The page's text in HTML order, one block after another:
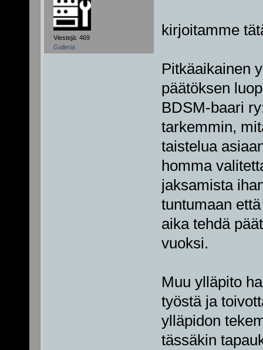
Viestejä: 469
Galleria
kirjoitamme
Pitkäaikainen
päätöksen
BDSM-baari
tarkemmin,
taistelua
homma
jaksamista
tuntumaan
aika tehdä
vuoksi.
Muu ylläpito
työstä ja
ylläpidon
tässäkin